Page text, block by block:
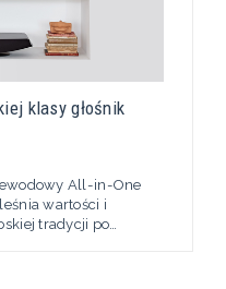
klasy głośnik
All-in-One
wartości i
tradycji po